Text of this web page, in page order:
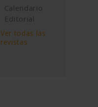
Calendario
Editorial
Ver todas las
revistas